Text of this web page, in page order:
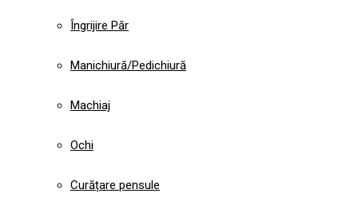
Îngrijire Păr
Manichiură/Pedichiură
Machiaj
Ochi
Curățare pensule